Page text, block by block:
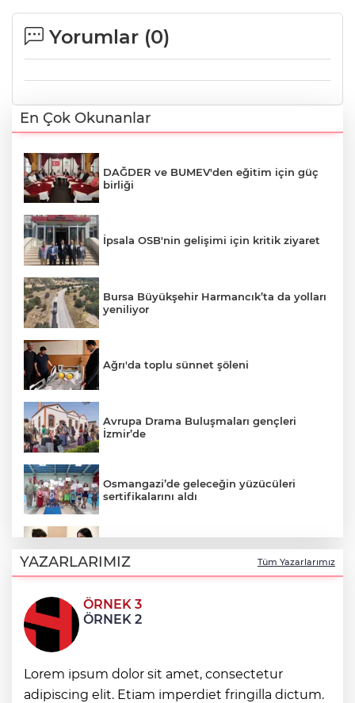
Yorumlar (0)
En Çok Okunanlar
DAĞDER ve BUMEV'den eğitim için güç
birliği
İpsala OSB'nin gelişimi için kritik ziyaret
Bursa Büyükşehir Harmancık’ta da yolları
yeniliyor
Ağrı'da toplu sünnet şöleni
Avrupa Drama Buluşmaları gençleri
İzmir’de
Osmangazi’de geleceğin yüzücüleri
sertifikalarını aldı
Minik Hazar Ali, ilk kez “anne” dedi
Mustafa Keser’den müzik ve kahkaha
dolu gece
Emekli Kafe’de kuaför ve berber hizmeti
başladı
YAZARLARIMIZ Tüm Yazarlarımız
ÖRNEK 3
ÖRNEK 2
Lorem ipsum dolor sit amet, consectetur
adipiscing elit. Etiam imperdiet fringilla dictum.